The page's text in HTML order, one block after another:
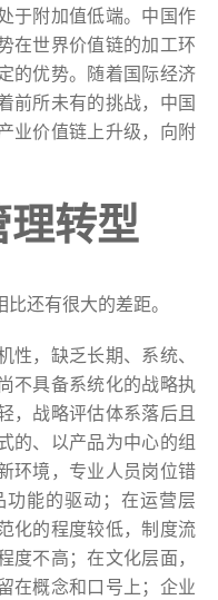
于附加值低端。中国作
在世界价值链的加工环
的优势。随着国际经济
前所未有的挑战，中国
业价值链上升级，向附
转型
还有很大的差距。
，缺乏长期、系统、
不具备系统化的战略执
，战略评估体系落后且
的、以产品为中心的组
环境，专业人员岗位错
能的驱动；在运营层
化的程度较低，制度流
不高；在文化层面，
在概念和口号上；企业